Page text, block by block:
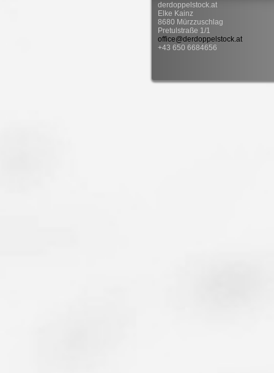
derdoppelstock.at
Elke Kainz
8680 Mürzzuschlag
Pretulstraße 1/1
office@derdoppelstock.at
+43 650 6684656